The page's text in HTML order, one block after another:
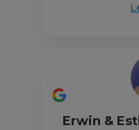
Erwin &